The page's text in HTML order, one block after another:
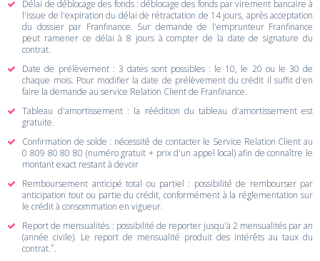
Délai de déblocage des fonds : déblocage des fonds par virement bancaire à
l'issue de l'expiration du délai de rétractation de 14 jours, après acceptation
du dossier par Franfinance. Sur demande de l'emprunteur Franfinance
peut ramener ce délai à 8 jours à compter de la date de signature du
contrat.
Date de prélèvement : 3 dates sont possibles : le 10, le 20 ou le 30 de
chaque mois. Pour modifier la date de prélèvement du crédit il suffit d'en
faire la demande au service Relation Client de Franfinance.
Tableau d'amortissement : la réédition du tableau d'amortissement est
gratuite.
Confirmation de solde : nécessité de contacter le Service Relation Client au
0 809 80 80 80 (numéro gratuit + prix d'un appel local) afin de connaître le
montant exact restant à devoir
Remboursement anticipé total ou partiel : possibilité de rembourser par
anticipation tout ou partie du crédit, conformément à la réglementation sur
le crédit à consommation en vigueur.
Report de mensualités : possibilité de reporter jusqu'à 2 mensualités par an
(année civile). Le report de mensualité produit des intérêts au taux du
contrat.*.